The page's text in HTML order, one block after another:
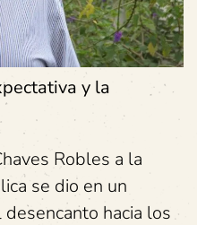
y la
Robles a la
se dio en un
hacia los